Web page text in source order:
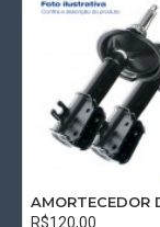
R$120,00